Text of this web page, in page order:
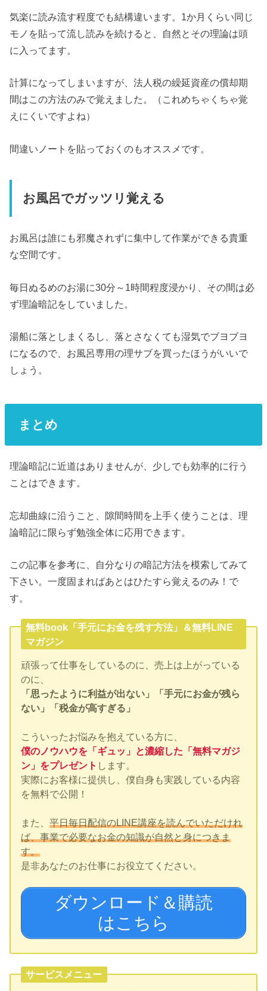
気楽に読み流す程度でも結構違います。1か月くらい同じ
モノを貼って流し読みを続けると、自然とその理論は頭
に入ってます。
計算になってしまいますが、法人税の繰延資産の償却期
間はこの方法のみで覚えました。（これめちゃくちゃ覚
えにくいですよね）
間違いノートを貼っておくのもオススメです。
お風呂でガッツリ覚える
お風呂は誰にも邪魔されずに集中して作業ができる貴重
な空間です。
毎日ぬるめのお湯に30分～1時間程度浸かり、その間は必
ず理論暗記をしていました。
湯船に落としまくるし、落とさなくても湿気でブヨブヨ
になるので、お風呂専用の理サブを買ったほうがいいで
しょう。
まとめ
理論暗記に近道はありませんが、少しでも効率的に行う
ことはできます。
忘却曲線に沿うこと、隙間時間を上手く使うことは、理
論暗記に限らず勉強全体に応用できます。
この記事を参考に、自分なりの暗記方法を模索してみて
下さい。一度固まればあとはひたすら覚えるのみ！で
す。
無料book「手元にお金を残す方法」＆無料LINE
マガジン
頑張って仕事をしているのに、売上は上がっている
のに、
「思ったように利益が出ない」「手元にお金が残ら
ない」「税金が高すぎる」
こういったお悩みを抱えている方に、
僕のノウハウを「ギュッ」と濃縮した「無料マガジ
ン」をプレゼント します。
実際にお客様に提供し、僕自身も実践している内容
を無料で公開！
また、平日毎日配信のLINE講座を読んでいただけれ
ば、事業で必要なお金の知識が自然と身につきま
す。
是非あなたのお仕事にお役立てください。
ダウンロード＆購読
はこちら
サービスメニュー